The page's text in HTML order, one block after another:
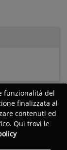
funzionalità del
finalizzata al
contenuti ed
Qui trovi le